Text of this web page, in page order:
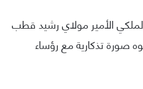
الأمير مولاي رشيد قطب
صورة تذكارية مع رؤساء